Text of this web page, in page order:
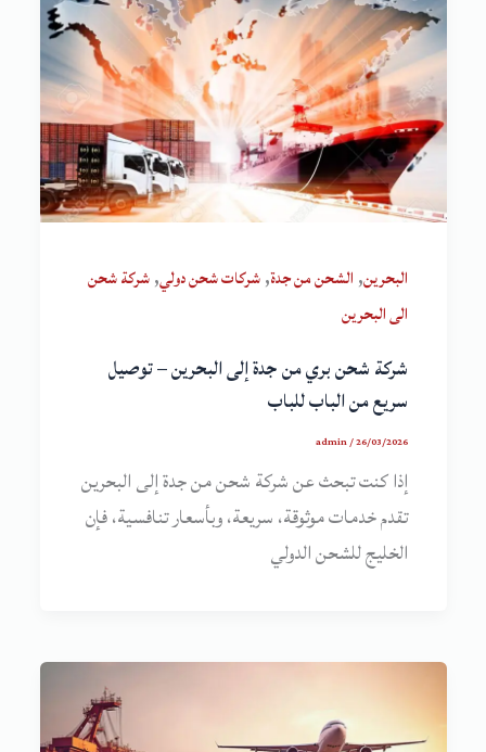
البحرين, الشحن من جدة,شركات شحن دولي,شركة شحن
الى البحرين
شركة شحن بري من جدة إلى البحرين – توصيل
سريع من الباب للباب
admin/26/03/2026
إذا كنت تبحث عن شركة شحن من جدة إلى البحرين
تقدم خدمات موثوقة، سريعة، وبأسعار تنافسية، فإن
الخليج للشحن الدولي